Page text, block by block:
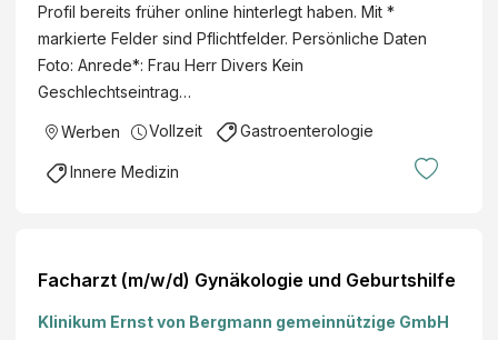
Profil bereits früher online hinterlegt haben. Mit *
markierte Felder sind Pflichtfelder. Persönliche Daten
Foto: Anrede*: Frau Herr Divers Kein
Geschlechtseintrag…
Werben Vollzeit Gastroenterologie
Innere Medizin
Facharzt (m/w/d) Gynäkologie und Geburtshilfe
Klinikum Ernst von Bergmann gemeinnützige GmbH